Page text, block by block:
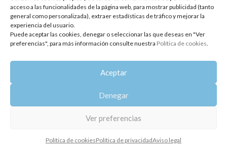
acceso a las funcionalidades de la página web, para mostrar publicidad (tanto
general como personalizada), extraer estadísticas de tráfico y mejorar la
experiencia del usuario.
Puede aceptar las cookies, denegar o seleccionar las que deseas en "Ver
preferencias", para más información consulte nuestra Política de cookies.
Aceptar
Denegar
Ver preferencias
Política de cookiesPolítica de privacidadAviso legal
Copyright 2014-2025
Todos los derechos reservados.